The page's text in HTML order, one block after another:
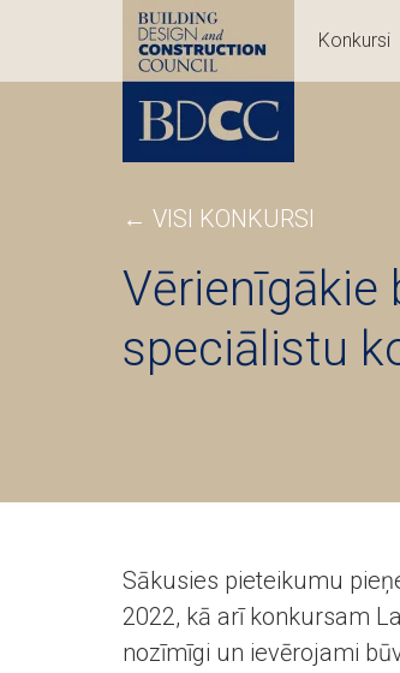
Konkursi
← VISI KONKURSI
Vērienīgākie
speciālistu
Sākusies pieteikumu
2022, kā arī konkursam
nozīmīgi un ievērojami